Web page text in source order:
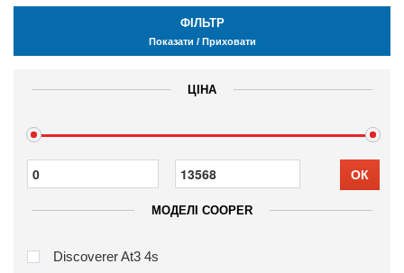
ФІЛЬТР
Показати / Приховати
ЦІНА
ОК
МОДЕЛІ COOPER
Discoverer At3 4s